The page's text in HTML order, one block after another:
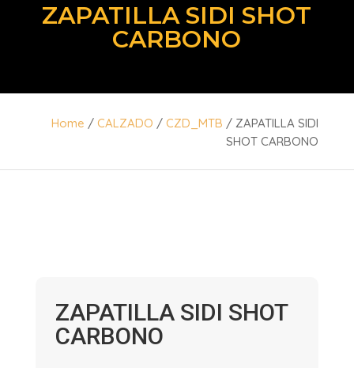
ZAPATILLA SIDI SHOT
CARBONO
Home /CALZADO /CZD_MTB / ZAPATILLA SIDI
SHOT CARBONO
ZAPATILLA SIDI SHOT
CARBONO